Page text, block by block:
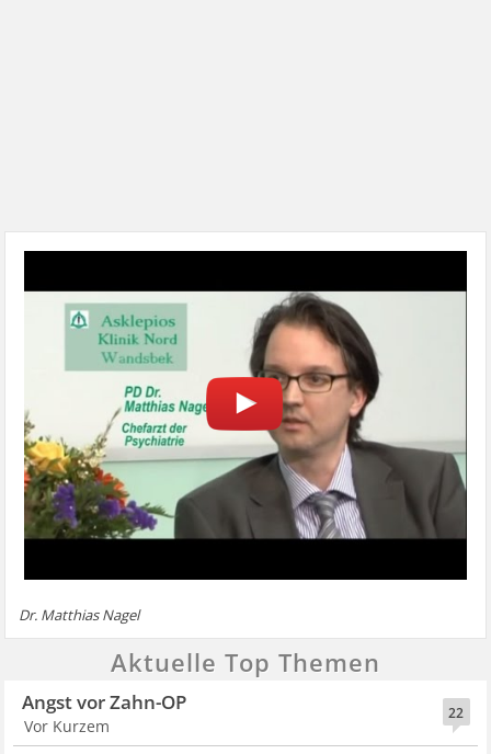
Dr. Matthias Nagel
Aktuelle Top Themen
22
Angst vor Zahn-OP
Vor Kurzem